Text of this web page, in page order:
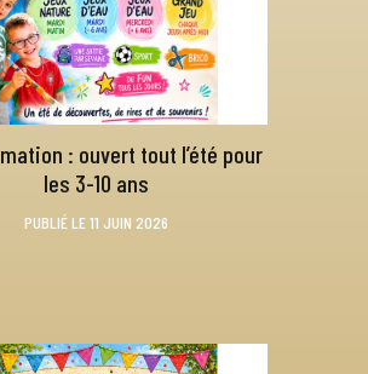
: ouvert tout l’été pour
les 3-10 ans
PUBLIÉ LE 11 JUIN 2026